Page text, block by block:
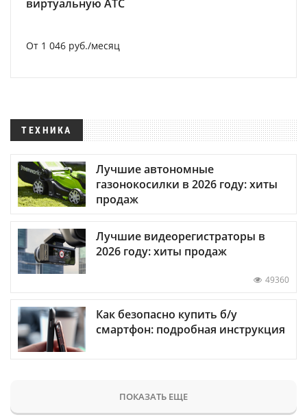
виртуальную АТС
От 1 046 руб./месяц
ТЕХНИКА
Лучшие автономные
газонокосилки в 2026 году: хиты
продаж
Лучшие видеорегистраторы в
2026 году: хиты продаж
49360
Как безопасно купить б/у
смартфон: подробная инструкция
ПОКАЗАТЬ ЕЩЕ